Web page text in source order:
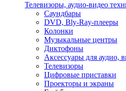
Телевизоры, аудио-видео
Саундбары
DVD, Bly-Ray-плееры
Колонки
Музыкальные центры
Диктофоны
Аксессуары для аудио,
Телевизоры
Цифровые приставки
Проекторы и экраны